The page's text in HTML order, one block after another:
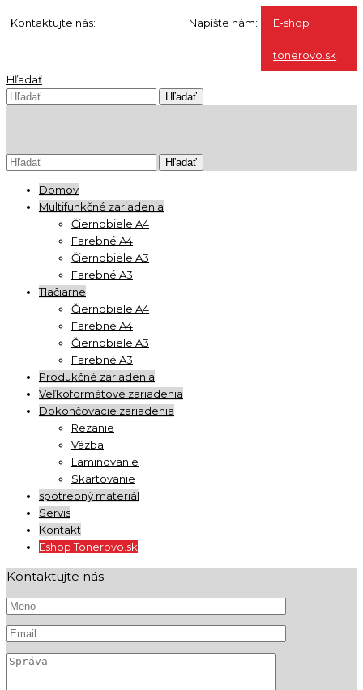
Kontaktujte nás: Napíšte nám: E-shop
tonerovo.sk
Hľadať
Domov
Multifunkčné zariadenia
Čiernobiele A4
Farebné A4
Čiernobiele A3
Farebné A3
Tlačiarne
Čiernobiele A4
Farebné A4
Čiernobiele A3
Farebné A3
Produkčné zariadenia
Veľkoformátové zariadenia
Dokončovacie zariadenia
Rezanie
Väzba
Laminovanie
Skartovanie
spotrebný materiál
Servis
Kontakt
Eshop Tonerovo.sk
Kontaktujte nás